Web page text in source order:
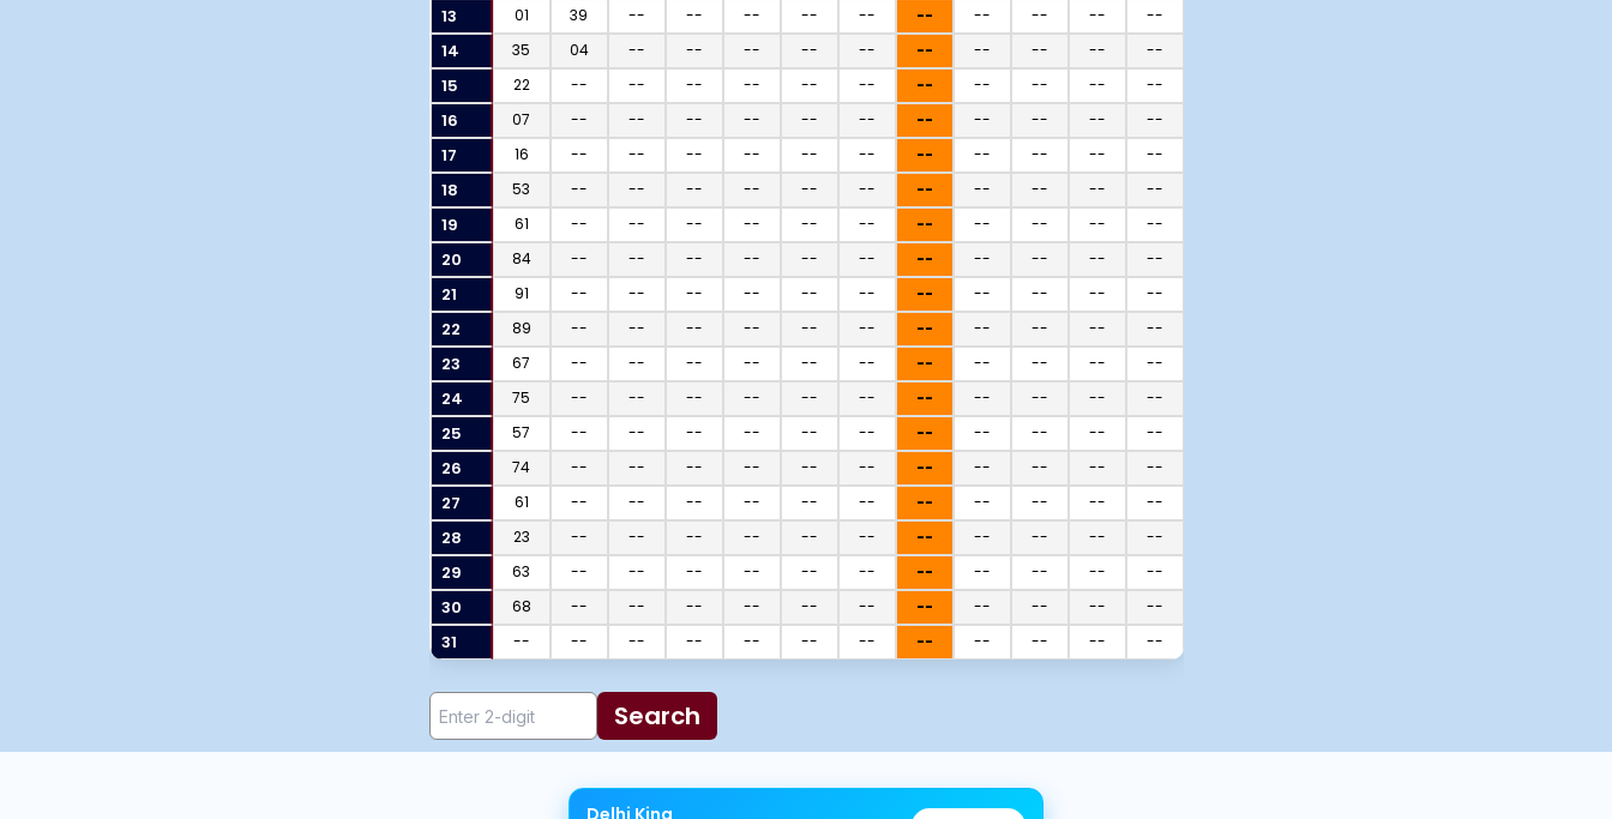
13 01 39 -- -- -- -- -- -- -- -- -- --
14 35 04 -- -- -- -- -- -- -- -- -- --
15 22 -- -- -- -- -- -- -- -- -- -- --
16 07 -- -- -- -- -- -- -- -- -- -- --
17 16 -- -- -- -- -- -- -- -- -- -- --
18 53 -- -- -- -- -- -- -- -- -- -- --
19 61 -- -- -- -- -- -- -- -- -- -- --
20 84 -- -- -- -- -- -- -- -- -- -- --
21 91 -- -- -- -- -- -- -- -- -- -- --
22 89 -- -- -- -- -- -- -- -- -- -- --
23 67 -- -- -- -- -- -- -- -- -- -- --
24 75 -- -- -- -- -- -- -- -- -- -- --
25 57 -- -- -- -- -- -- -- -- -- -- --
26 74 -- -- -- -- -- -- -- -- -- -- --
27 61 -- -- -- -- -- -- -- -- -- -- --
28 23 -- -- -- -- -- -- -- -- -- -- --
29 63 -- -- -- -- -- -- -- -- -- -- --
30 68 -- -- -- -- -- -- -- -- -- -- --
31 -- -- -- -- -- -- -- -- -- -- -- --
Search
Delhi King